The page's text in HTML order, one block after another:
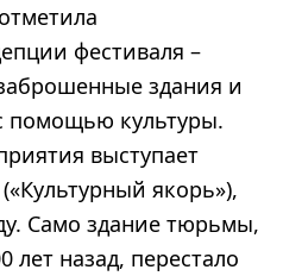
фестиваля –
здания и
помощью культуры.
выступает
якорь»),
Само здание тюрьмы,
лет назад, перестало